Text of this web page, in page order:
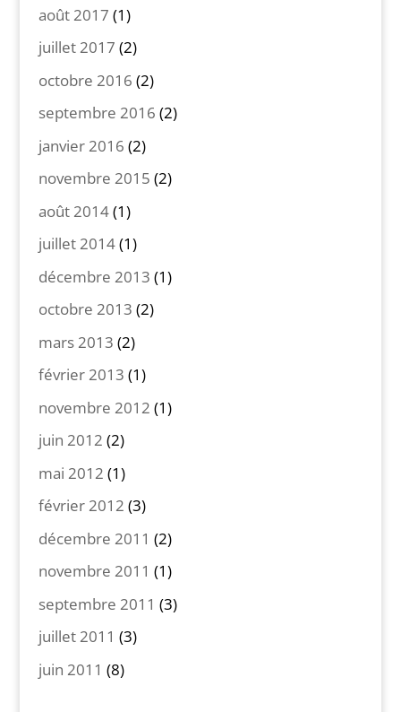
août 2017 (1)
juillet 2017 (2)
octobre 2016 (2)
septembre 2016 (2)
janvier 2016 (2)
novembre 2015 (2)
août 2014(1)
juillet 2014(1)
décembre 2013 (1)
octobre 2013 (2)
mars 2013 (2)
février 2013 (1)
novembre 2012 (1)
juin 2012 (2)
mai 2012 (1)
février 2012 (3)
décembre 2011 (2)
novembre 2011 (1)
septembre 2011 (3)
juillet 2011 (3)
juin 2011 (8)